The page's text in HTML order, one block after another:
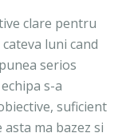
clare pentru
luni cand
serios
s-a
suficient
ma bazez si